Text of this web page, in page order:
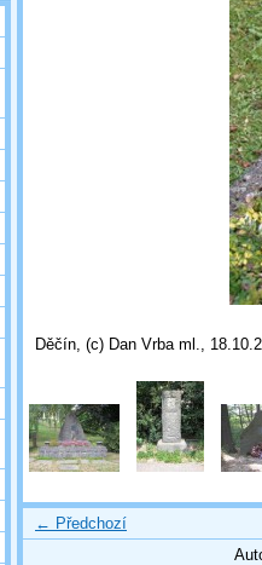
Děčín, (c) Dan Vrba ml.,
← Předchozí